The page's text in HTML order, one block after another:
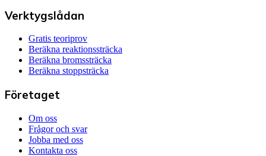
Verktygslådan
Gratis teoriprov
Beräkna reaktionssträcka
Beräkna bromssträcka
Beräkna stoppsträcka
Företaget
Om oss
Frågor och svar
Jobba med oss
Kontakta oss